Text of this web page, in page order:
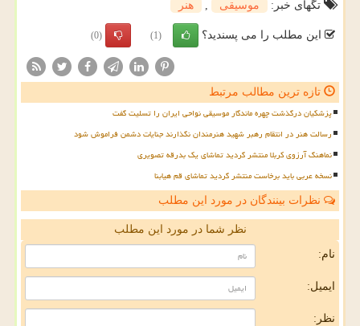
تگهای خبر:
موسیقی , هنر
این مطلب را می پسندید؟ (1)
(0)
تازه ترین مطالب مرتبط
پزشکیان درگذشت چهره ماندگار موسیقی نواحی ایران را تسلیت گفت
رسالت هنر در انتقام رهبر شهید هنرمندان نگذارند جنایات دشمن فراموش شود
نماهنگ آرزوی کربلا منتشر گردید تماشای یک بدرقه تصویری
نسخه عربی باید برخاست منتشر گردید تماشای قم هیابنا
نظرات بینندگان در مورد این مطلب
نظر شما در مورد این مطلب
نام:
ایمیل:
نظر: